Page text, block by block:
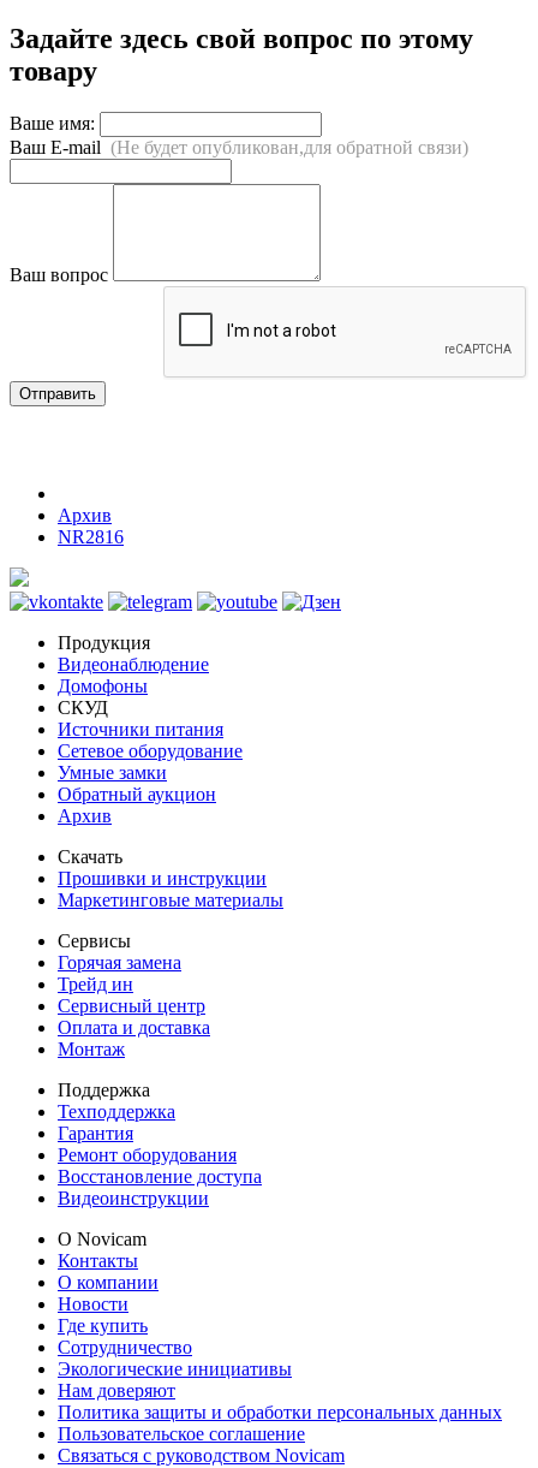
Задайте здесь свой вопрос по этому
товару
Ваше имя:
Ваш E-mail (Не будет опубликован,для обратной связи)
Ваш вопрос
Отправить
Архив
NR2816
Продукция
Видеонаблюдение
Домофоны
СКУД
Источники питания
Сетевое оборудование
Умные замки
Обратный аукцион
Архив
Скачать
Прошивки и инструкции
Маркетинговые материалы
Сервисы
Горячая замена
Трейд ин
Сервисный центр
Оплата и доставка
Монтаж
Поддержка
Техподдержка
Гарантия
Ремонт оборудования
Восстановление доступа
Видеоинструкции
О Novicam
Контакты
О компании
Новости
Где купить
Сотрудничество
Экологические инициативы
Нам доверяют
Политика защиты и обработки персональных данных
Пользовательское соглашение
Связаться с руководством Novicam